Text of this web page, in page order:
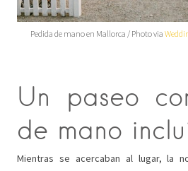
Pedida de mano en Mallorca / Photo via
Un paseo
de mano
Mientras se acercaban al lugar, la